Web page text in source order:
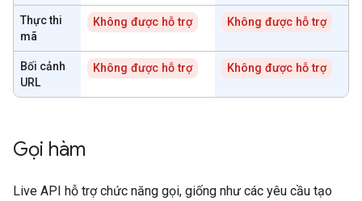
Thực thi
mã
Không được hỗ trợ Không được hỗ trợ
Bối cảnh
URL
Không được hỗ trợ Không được hỗ trợ
Gọi hàm
Live API hỗ trợ chức năng gọi, giống như các yêu cầu tạo